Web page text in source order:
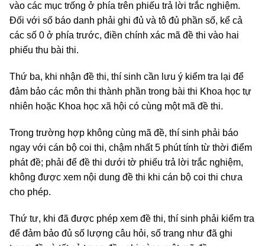
vào các mục trống ở phía trên phiếu trả lời trắc nghiệm.
Đối với số báo danh phải ghi đủ và tô đủ phần số, kể cả
các số 0 ở phía trước, điền chính xác mã đề thi vào hai
phiếu thu bài thi.
Thứ ba, khi nhận đề thi, thí sinh cần lưu ý kiểm tra lại để
đảm bảo các môn thi thành phần trong bài thi Khoa học tự
nhiên hoặc Khoa học xã hội có cùng một mã đề thi.
Trong trường hợp không cùng mã đề, thí sinh phải báo
ngay với cán bộ coi thi, chậm nhất 5 phút tính từ thời điểm
phát đề; phải để đề thi dưới tờ phiếu trả lời trắc nghiệm,
không được xem nội dung đề thi khi cán bộ coi thi chưa
cho phép.
Thứ tư, khi đã được phép xem đề thi, thí sinh phải kiểm tra
để đảm bảo đủ số lượng câu hỏi, số trang như đã ghi